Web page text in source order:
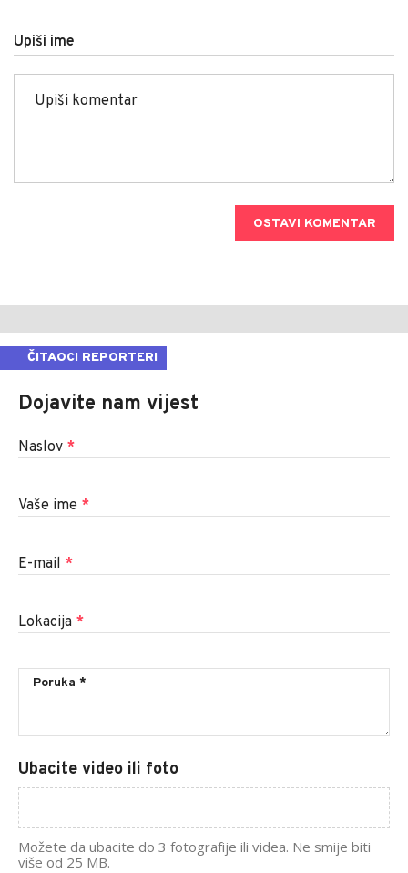
Upiši ime
OSTAVI KOMENTAR
ČITAOCI REPORTERI
Dojavite nam vijest
Naslov *
Vaše ime *
E-mail *
Lokacija *
Ubacite video ili foto
Možete da ubacite do 3 fotografije ili videa. Ne smije biti
više od 25 MB.